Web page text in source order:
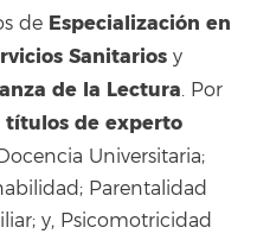
de Especialización en
Sanitarios y
de la Lectura. Por
títulos de experto
Universitaria;
Parentalidad
y, Psicomotricidad